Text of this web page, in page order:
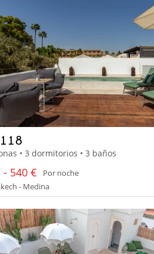
• 3 dormitorios • 3 baños
- 540 €
Por noche
- Medina